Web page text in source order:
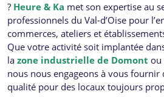
? Heure & Ka met son expertise au
professionnels du Val-d’Oise pour
commerces, ateliers et
Que votre activité soit implantée
la zone industrielle de Domont ou
nous nous engageons à vous fournir
qualité pour des locaux toujours